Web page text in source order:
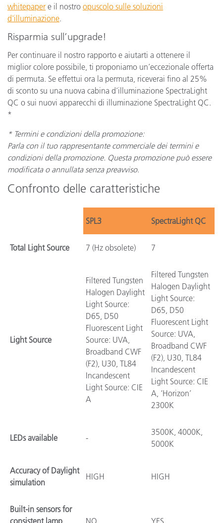
whitepaper e il nostro opuscolo sulle soluzioni
d'illuminazione.
Risparmia sull’upgrade!
Per continuare il nostro rapporto e aiutarti a ottenere il
miglior colore possibile, ti proponiamo un’eccezionale offerta
di permuta. Se effettui ora la permuta, riceverai fino al 25%
di sconto su una nuova cabina d’illuminazione SpectraLight
QC o sui nuovi apparecchi di illuminazione SpectraLight QC.
*
* Termini e condizioni della promozione:
Parla con il tuo rappresentante commerciale dei termini e
condizioni della promozione. Questa promozione può essere
modificata o annullata senza preavviso.
Confronto delle caratteristiche
SPL3 SpectraLight QC
Total Light Source 7 (Hz obsolete) 7
Light Source
Filtered Tungsten
Halogen Daylight
Light Source:
D65, D50
Fluorescent Light
Source: UVA,
Broadband CWF
(F2), U30, TL84
Incandescent
Light Source: CIE
A
Filtered Tungsten
Halogen Daylight
Light Source:
D65, D50
Fluorescent Light
Source: UVA,
Broadband CWF
(F2), U30, TL84
Incandescent
Light Source: CIE
A, ‘Horizon’
2300K
LEDs available -
3500K, 4000K,
5000K
Accuracy of Daylight
simulation
HIGH HIGH
Built-in sensors for
consistent lamp
NO YES